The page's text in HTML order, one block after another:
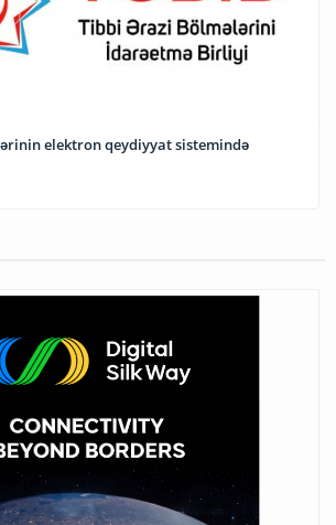
elektron qeydiyyat sistemində